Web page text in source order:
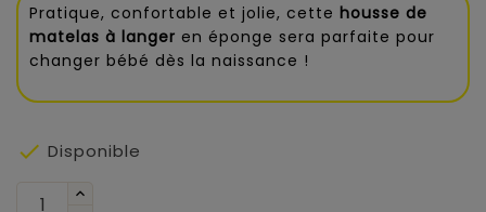
Pratique, confortable et jolie, cette housse de
matelas à langer en éponge sera parfaite pour
changer bébé dès la naissance !
 Disponible